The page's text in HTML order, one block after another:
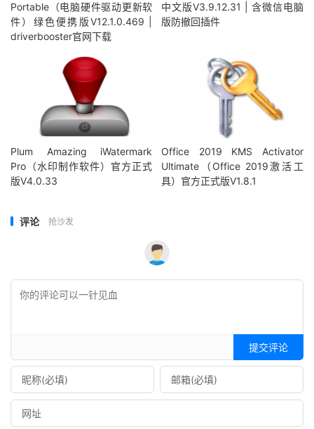
Portable（电脑硬件驱动更新软
件）绿色便携版V12.1.0.469 |
driverbooster官网下载
中文版V3.9.12.31 | 含微信电脑
版防撤回插件
Plum Amazing iWatermark
Pro（水印制作软件）官方正式
版V4.0.33
Office 2019 KMS Activator
Ultimate（Office 2019激活工
具）官方正式版V1.8.1
评论 抢沙发
提交评论